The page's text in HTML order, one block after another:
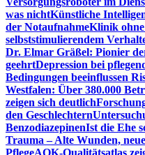
was nichtKünstliche
der NotaufnahmeKlinik
selbststimulierendem
Dr. Elmar Gräßel: Pionier
geehrtDepression bei
Bedingungen beeinflussen
Westfalen: Über 380.000
zeigen sich deutlich
den Geschlechtern
BenzodiazepinenIst die Ehe
Trauma – Alte Wunden,
PflegeAOK-Qualitätsatlas